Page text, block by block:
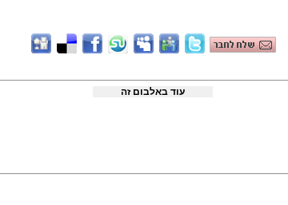
עוד באלבום זה